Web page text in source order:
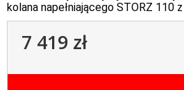
kolana napełniającego STORZ 110
7 419 zł